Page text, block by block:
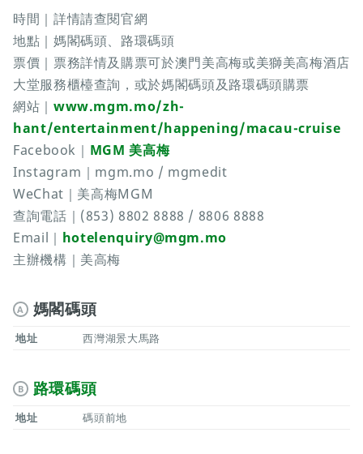
時間｜詳情請查閱官網
地點｜媽閣碼頭、路環碼頭
票價｜票務詳情及購票可於澳門美高梅或美獅美高梅酒店
大堂服務櫃檯查詢，或於媽閣碼頭及路環碼頭購票
網站｜ www.mgm.mo/zh-
hant/entertainment/happening/macau-cruise
Facebook｜ MGM 美高梅
Instagram｜mgm.mo / mgmedit
WeChat｜美高梅MGM
查詢電話｜(853) 8802 8888 / 8806 8888
Email｜ hotelenquiry@mgm.mo
主辦機構｜美高梅
A 媽閣碼頭
地址 西灣湖景大馬路
B 路環碼頭
地址 碼頭前地